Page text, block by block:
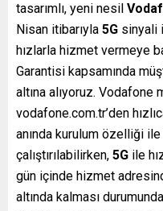
tasarımlı, yeni nesil
Nisan itibarıyla 5G sinyali
hızlarla hizmet vermeye
Garantisi kapsamında
altına alıyoruz. Vodafone
vodafone.com.tr’den
anında kurulum özelliği
çalıştırılabilirken, 5G ile
gün içinde hizmet
altında kalması